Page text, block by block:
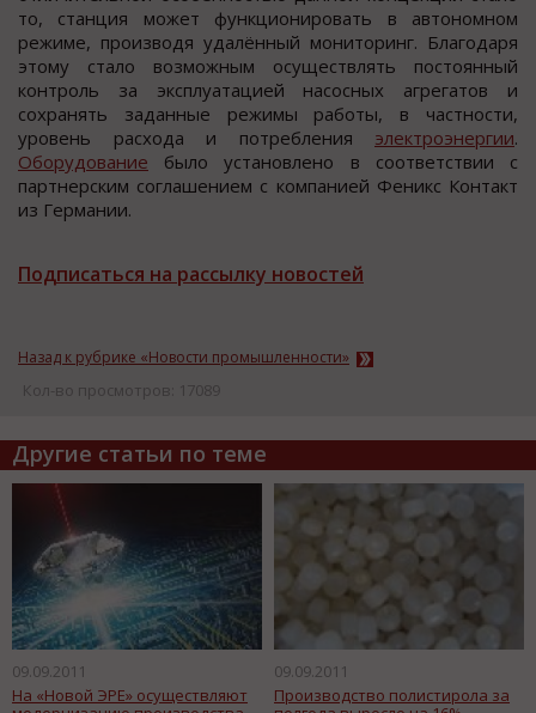
то, станция может функционировать в автономном
режиме, производя удалённый мониторинг. Благодаря
этому стало возможным осуществлять постоянный
контроль за эксплуатацией насосных агрегатов и
сохранять заданные режимы работы, в частности,
уровень расхода и потребления электроэнергии.
Оборудование было установлено в соответствии с
партнерским соглашением с компанией Феникс Контакт
из Германии.
Подписаться на рассылку новостей
Назад к рубрике «Новости промышленности»
Кол-во просмотров: 17089
Другие статьи по теме
09.09.2011
На «Новой ЭРЕ» осуществляют
09.09.2011
Производство полистирола за